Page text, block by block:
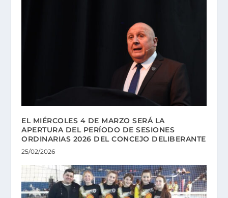
EL MIÉRCOLES 4 DE MARZO SERÁ LA
APERTURA DEL PERÍODO DE SESIONES
ORDINARIAS 2026 DEL CONCEJO DELIBERANTE
25/02/2026